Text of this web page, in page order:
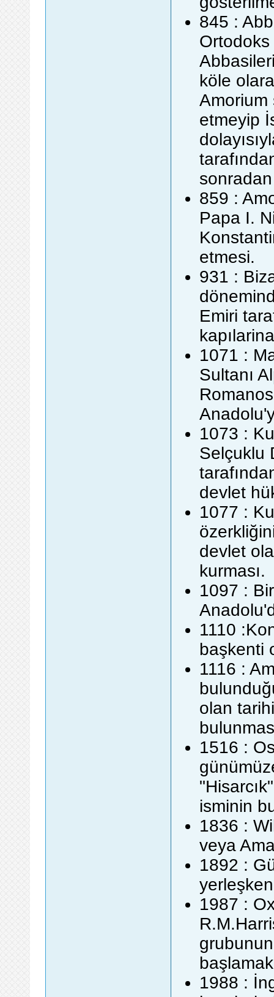
845 :
köle
Amorium
etmeyip
859 :
Papa I.
etmesi.
931 :
Emiri
1071 :
Sultanı
1073 :
Selçuklu
devlet
1077 :
devlet
kurması.
1097 :
1110
başkenti
1116 :
olan
1516 :
isminin
1836 :
veya
1892 :
1987 :
1988 :